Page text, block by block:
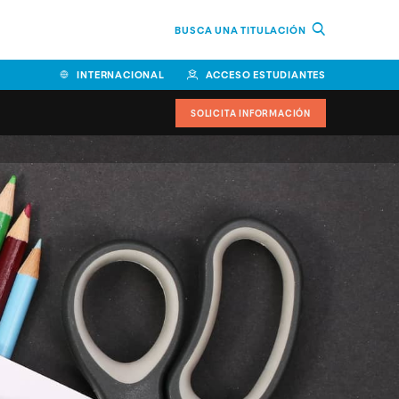
BUSCA UNA TITULACIÓN
INTERNACIONAL ACCESO ESTUDIANTES
SOLICITA INFORMACIÓN